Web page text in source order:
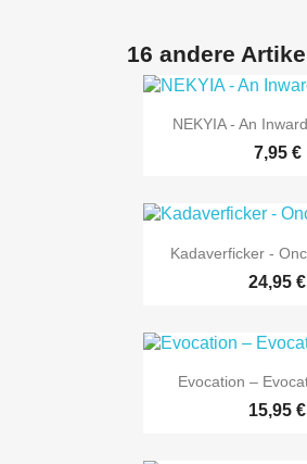
16 andere

NEKYIA - An
7,95 €

Kadaverficker -
24,95 €

Evocation ‎–
15,95 €